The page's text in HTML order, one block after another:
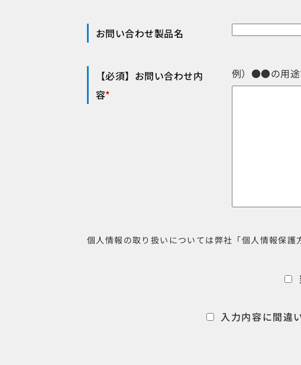
お問い合わせ製品名
【必須】お問い合わせ内
容*
例）●●の用途
個人情報の取り扱いについては弊社「個人情報保護
入力内容に間違